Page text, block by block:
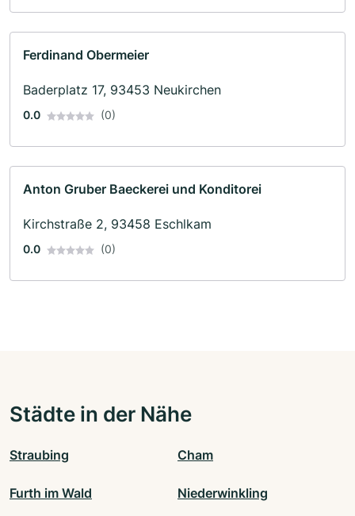
Ferdinand Obermeier
Baderplatz 17, 93453 Neukirchen
0.0 (0)
Anton Gruber Baeckerei und Konditorei
Kirchstraße 2, 93458 Eschlkam
0.0 (0)
Städte in der Nähe
Straubing Cham
Furth im Wald Niederwinkling